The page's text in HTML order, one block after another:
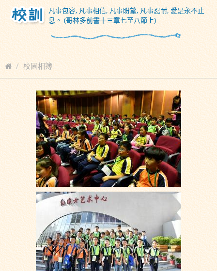
凡事包容, 凡事相信, 凡事盼望, 凡事忍耐, 愛是永不止
息。 (哥林多前書十三章七至八節上)
校園相簿
2017-10-13-14 五年級「同根同心」佛山及廣州交流
返回